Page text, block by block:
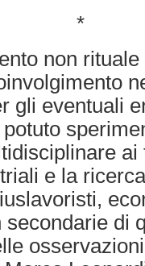
*
non
gli eventuali
ai
e la
di